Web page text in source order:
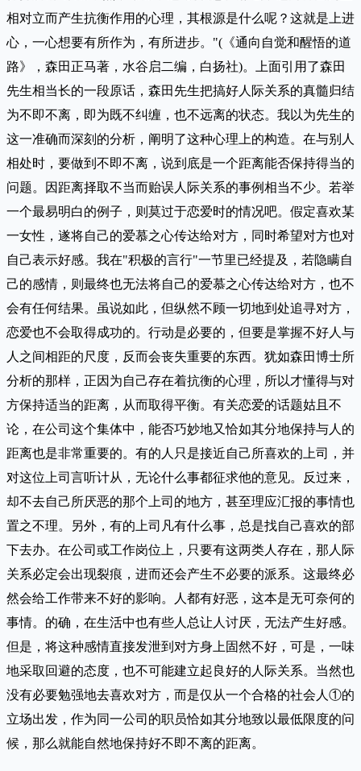
相对立而产生抗衡作用的心理，其根源是什么呢？这就是上进
心，一心想要有所作为，有所进步。"(《通向自觉和醒悟的道
路》，森田正马著，水谷启二编，白扬社)。上面引用了森田
先生相当长的一段原话，森田先生把搞好人际关系的真髓归结
为不即不离，即为既不纠缠，也不远离的状态。我以为先生的
这一准确而深刻的分析，阐明了这种心理上的构造。在与别人
相处时，要做到不即不离，说到底是一个距离能否保持得当的
问题。因距离择取不当而贻误人际关系的事例相当不少。若举
一个最易明白的例子，则莫过于恋爱时的情况吧。假定喜欢某
一女性，遂将自己的爱慕之心传达给对方，同时希望对方也对
自己表示好感。我在"积极的言行"一节里已经提及，若隐瞒自
己的感情，则最终也无法将自己的爱慕之心传达给对方，也不
会有任何结果。虽说如此，但纵然不顾一切地到处追寻对方，
恋爱也不会取得成功的。行动是必要的，但要是掌握不好人与
人之间相距的尺度，反而会丧失重要的东西。犹如森田博士所
分析的那样，正因为自己存在着抗衡的心理，所以才懂得与对
方保持适当的距离，从而取得平衡。有关恋爱的话题姑且不
论，在公司这个集体中，能否巧妙地又恰如其分地保持与人的
距离也是非常重要的。有的人只是接近自己所喜欢的上司，并
对这位上司言听计从，无论什么事都征求他的意见。反过来，
却不去自己所厌恶的那个上司的地方，甚至理应汇报的事情也
置之不理。另外，有的上司凡有什么事，总是找自己喜欢的部
下去办。在公司或工作岗位上，只要有这两类人存在，那人际
关系必定会出现裂痕，进而还会产生不必要的派系。这最终必
然会给工作带来不好的影响。人都有好恶，这本是无可奈何的
事情。的确，在生活中也有些人总让人讨厌，无法产生好感。
但是，将这种感情直接发泄到对方身上固然不好，可是，一味
地采取回避的态度，也不可能建立起良好的人际关系。当然也
没有必要勉强地去喜欢对方，而是仅从一个合格的社会人①的
立场出发，作为同一公司的职员恰如其分地致以最低限度的问
候，那么就能自然地保持好不即不离的距离。